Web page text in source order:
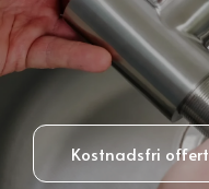
Kostnadsfri offert